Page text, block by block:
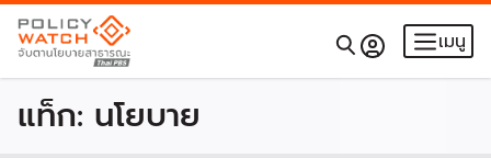
เมนู
แท็ก: นโยบาย